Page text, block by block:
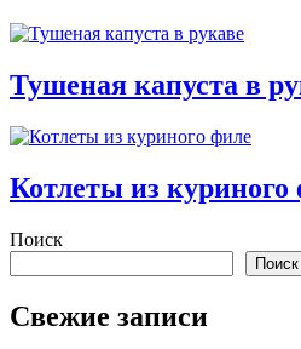
Тушеная капуста в
Котлеты из куриного
Поиск
Поиск
Свежие записи